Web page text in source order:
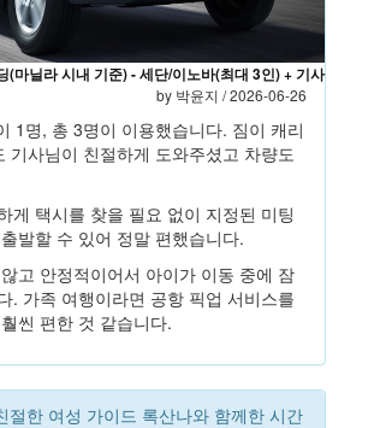
(마닐라 시내 기준) - 세단/이노바(최대 3인) + 기사
by 박윤지 / 2026-06-26
1명, 총 3명이 이용했습니다. 짐이 캐리
기사님이 친절하게 도와주셨고 차량도
게 택시를 찾을 필요 없이 지정된 미팅
발할 수 있어 정말 편했습니다.
고 안정적이어서 아이가 이동 중에 잠
. 가족 여행이라면 공항 픽업 서비스를
씬 편한 것 같습니다.
절한 여성 가이드 록산나와 함께한 시간